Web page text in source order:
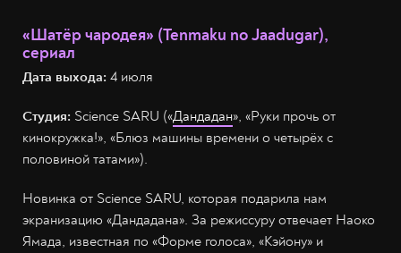
«Шатёр чародея» (Tenmaku no Jaadugar),
сериал
Дата выхода: 4 июля
Студия: Science SARU («Дандадан», «Руки прочь от
кинокружка!», «Блюз машины времени о четырёх с
половиной татами»).
Новинка от Science SARU, которая подарила нам
экранизацию «Дандадана». За режиссуру отвечает Наоко
Ямада, известная по «Форме голоса», «Кэйону» и